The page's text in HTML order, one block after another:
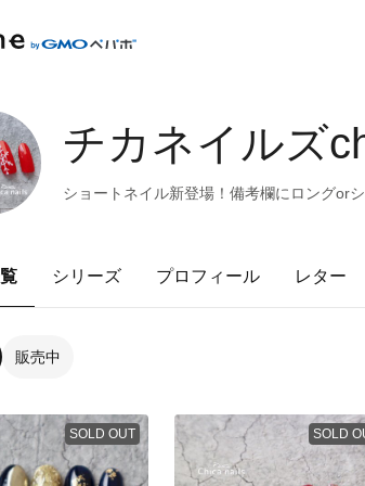
チカネイルズ
ショートネイル新登場！備考欄にロングor
シリーズ プロフィール レター
販売中
SOLD OUT SOLD